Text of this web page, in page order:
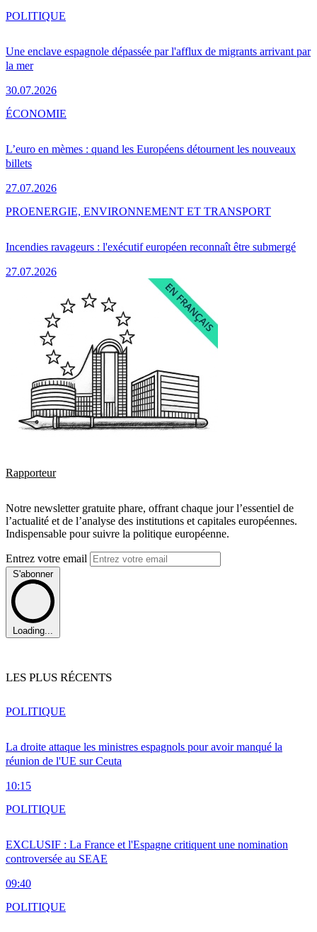
Une enclave espagnole dépassée par l'afflux de migrants arrivant par
la mer
30.07.2026
POLITIQUE
L’euro en mèmes : quand les Européens détournent les nouveaux
billets
27.07.2026
ÉCONOMIE
Incendies ravageurs : l'exécutif européen reconnaît être submergé
27.07.2026
PROENERGIE, ENVIRONNEMENT ET TRANSPORT
Rapporteur
Notre newsletter gratuite phare, offrant chaque jour l’essentiel de
l’actualité et de l’analyse des institutions et capitales européennes.
Indispensable pour suivre la politique européenne.
Entrez votre email
S'abonner
Loading...
LES PLUS RÉCENTS
La droite attaque les ministres espagnols pour avoir manqué la
réunion de l'UE sur Ceuta
10:15
POLITIQUE
EXCLUSIF : La France et l'Espagne critiquent une nomination
controversée au SEAE
09:40
POLITIQUE
POLITIQUE